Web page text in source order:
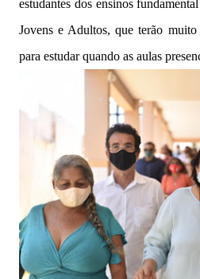
estudantes dos ensinos
Jovens e Adultos, que terão
para estudar quando as aulas